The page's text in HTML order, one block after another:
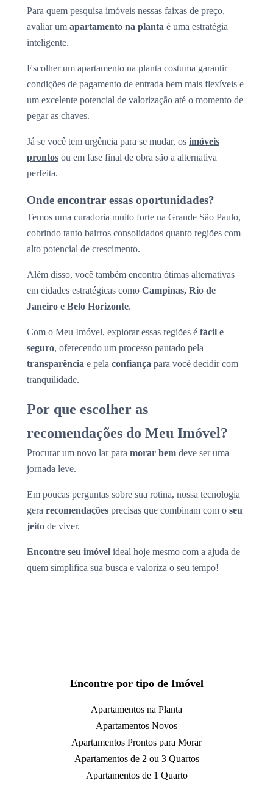
Para quem pesquisa imóveis nessas faixas de preço,
avaliar um apartamento na planta é uma estratégia
inteligente.
Escolher um apartamento na planta costuma garantir
condições de pagamento de entrada bem mais flexíveis e
um excelente potencial de valorização até o momento de
pegar as chaves.
Já se você tem urgência para se mudar, os imóveis
prontos ou em fase final de obra são a alternativa
perfeita.
Onde encontrar essas oportunidades?
Temos uma curadoria muito forte na Grande São Paulo,
cobrindo tanto bairros consolidados quanto regiões com
alto potencial de crescimento.
Além disso, você também encontra ótimas alternativas
em cidades estratégicas como Campinas, Rio de
Janeiro e Belo Horizonte.
Com o Meu Imóvel, explorar essas regiões é fácil e
seguro, oferecendo um processo pautado pela
transparência e pela confiança para você decidir com
tranquilidade.
Por que escolher as
recomendações do Meu Imóvel?
Procurar um novo lar para morar bem deve ser uma
jornada leve.
Em poucas perguntas sobre sua rotina, nossa tecnologia
gera recomendações precisas que combinam com o seu
jeito de viver.
Encontre seu imóvel ideal hoje mesmo com a ajuda de
quem simplifica sua busca e valoriza o seu tempo!
Encontre por tipo de Imóvel
Apartamentos na Planta
Apartamentos Novos
Apartamentos Prontos para Morar
Apartamentos de 2 ou 3 Quartos
Apartamentos de 1 Quarto